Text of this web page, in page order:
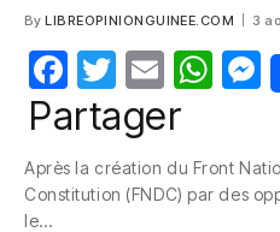
By LIBREOPINIONGUINEE.COM 3
F
a
e
T
w
itt
er
E
m
W
s
Partager
Après la création du Front
Constitution (FNDC) par des
le…